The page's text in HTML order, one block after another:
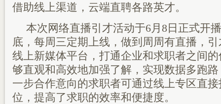
借助线上渠道，云端直聘各路英才。
本次网络直播引才活动于6月8日正式开
底，每周三定期上线，做到周周有直播，
线上新媒体平台，打通企业和求职者之间
够直观和高效地加强了解，实现数据多跑
一步合作意向的求职者可通过线上专区直
位，提高了求职的效率和便捷度。